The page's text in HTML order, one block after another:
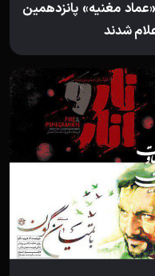
مغنیه» پانزدهمین
شدند